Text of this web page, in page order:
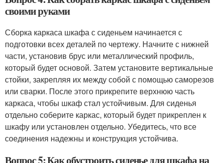
своими руками
Сборка каркаса шкафа с сиденьем начинается с
подготовки всех деталей по чертежу. Начните с нижней
части, установив брус или металлический профиль,
который будет основой. Затем установите вертикальные
стойки, закрепляя их между собой с помощью саморезов
или сварки. После этого прикрепите верхнюю часть
каркаса, чтобы шкаф стал устойчивым. Для сиденья
отдельно соберите каркас, который будет прикреплен к
шкафу или установлен отдельно. Убедитесь, что все
соединения надежны и конструкция устойчива.
Вопрос 5: Как обустроить сиденье для шкафа на